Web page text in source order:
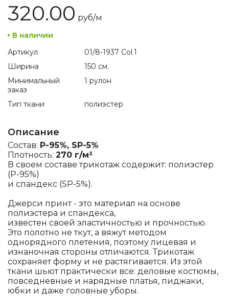
320.00 руб/м
В наличии
Артикул
01/8-1937 Col.1
Ширина
150 см.
Минимальный
заказ
1 рулон
Тип ткани полиэстер
Описание
Состав: P-95%, SP-5%
Плотность: 270 г/м²
В своем составе трикотаж содержит: полиэстер
(P-95%)
и спандекс (SP-5%).
Джерси принт - это материал на основе
полиэстера и спандекса,
известен своей эластичностью и прочностью.
Это полотно не ткут, а вяжут методом
однорядного плетения, поэтому лицевая и
изнаночная стороны отличаются. Трикотаж
сохраняет форму и не растягивается. Из этой
ткани шьют практически все: деловые костюмы,
повседневные и нарядные платья, пиджаки,
юбки и даже головные уборы.